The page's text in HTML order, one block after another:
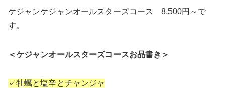
ケジャンケジャンオールスターズコース 8,500円～で
す。
＜ケジャンオールスターズコースお品書き＞
✓牡蠣と塩辛とチャンジャ